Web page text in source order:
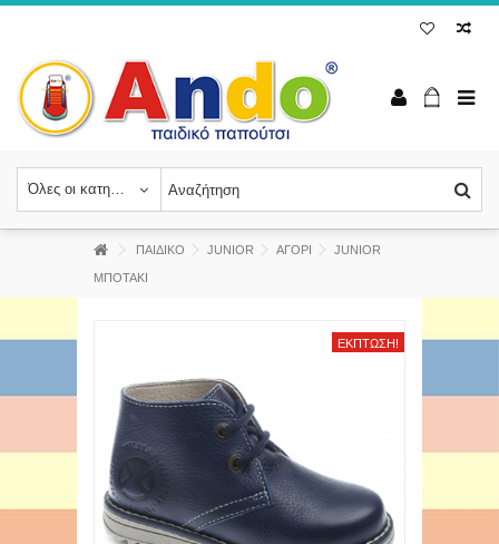
Όλες οι κατηγορίες
ΠΑΙΔΙΚΟ JUNIOR ΑΓΟΡΙ JUNIOR
ΜΠΟΤΑΚΙ
ΈΚΠΤΩΣΗ!